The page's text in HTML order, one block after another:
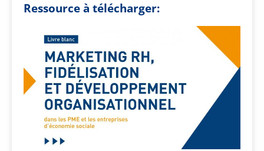
Ressource à télécharger: